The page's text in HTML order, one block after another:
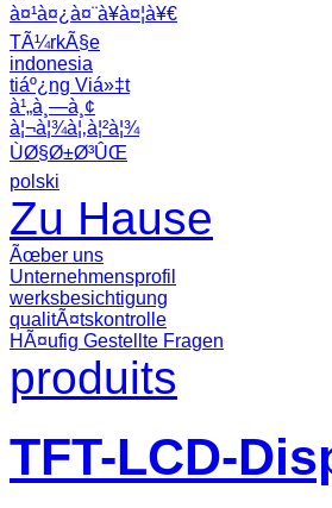
à¤¹à¤¿à¤¨à¥à¤¦à¥€
TÃ¼rkÃ§e
indonesia
tiáº¿ng Viá»‡t
à¹„à¸—à¸¢
à¦¬à¦¾à¦‚à¦²à¦¾
ÙØ§Ø±Ø³ÛŒ
polski
Zu Hause
Ãœber uns
Unternehmensprofil
werksbesichtigung
qualitÃ¤tskontrolle
HÃ¤ufig Gestellte Fragen
produits
TFT-LCD-